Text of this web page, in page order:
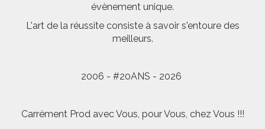
évènement unique.
L'art de la réussite consiste à savoir s'entoure des
meilleurs.
2006 - #20ANS - 2026
Carrément Prod avec Vous, pour Vous, chez Vous !!!